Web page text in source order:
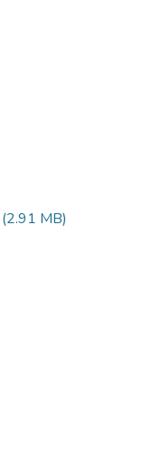
(2.91 MB)